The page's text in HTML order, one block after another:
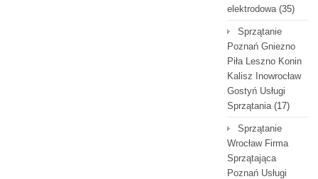
elektrodowa(35)
Sprzątanie
Poznań Gniezno
Piła Leszno Konin
Kalisz Inowrocław
Gostyń Usługi
Sprzątania(17)
Sprzątanie
Wrocław Firma
Sprzątająca
Poznań Usługi